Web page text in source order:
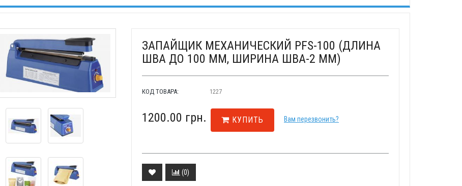
ЗАПАЙЩИК МЕХАНИЧЕСКИЙ PFS-100 (ДЛИНА
ШВА ДО 100 ММ, ШИРИНА ШВА-2 ММ)
КОД ТОВАРА: 1227
1200.00 грн. КУПИТЬ Вам перезвонить?
(0)